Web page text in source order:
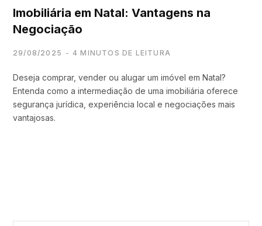
Imobiliária em Natal: Vantagens na
Negociação
29/08/2025 4 MINUTOS DE LEITURA
Deseja comprar, vender ou alugar um imóvel em Natal?
Entenda como a intermediação de uma imobiliária oferece
segurança jurídica, experiência local e negociações mais
vantajosas.